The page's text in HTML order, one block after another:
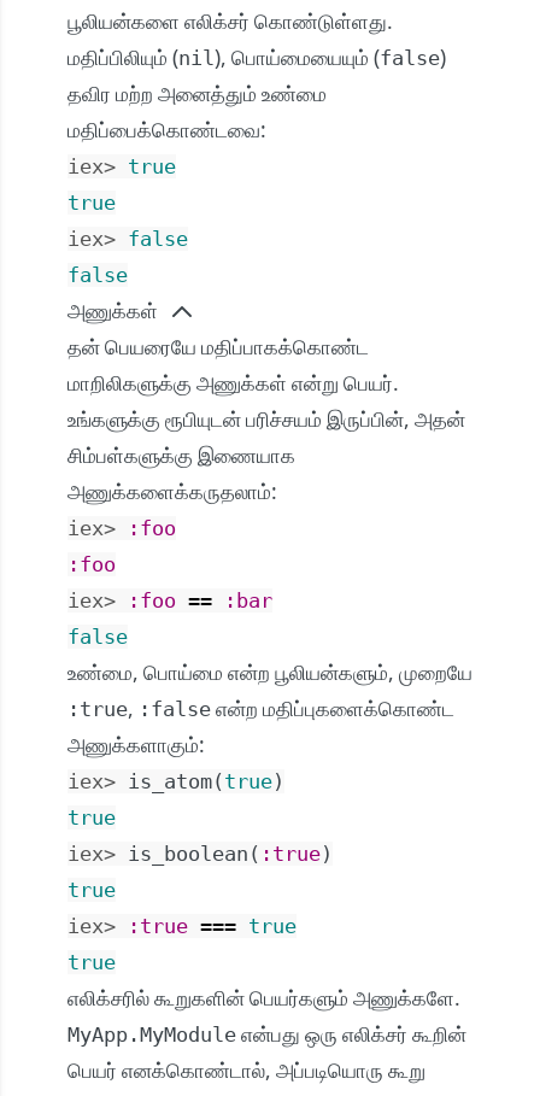
பூலியன்களை எலிக்சர் கொண்டுள்ளது.
மதிப்பிலியும் (nil), பொய்மையையும் (false)
தவிர மற்ற அனைத்தும் உண்மை
மதிப்பைக்கொண்டவை:
iex> true
true
iex> false
false
அணுக்கள்
தன் பெயரையே மதிப்பாகக்கொண்ட
மாறிலிகளுக்கு அணுக்கள் என்று பெயர்.
உங்களுக்கு ரூபியுடன் பரிச்சயம் இருப்பின், அதன்
சிம்பள்களுக்கு இணையாக
அணுக்களைக்கருதலாம்:
iex>
:foo
:foo
iex>
:foo ==
:bar
false
உண்மை, பொய்மை என்ற பூலியன்களும், முறையே
:true, :false என்ற மதிப்புகளைக்கொண்ட
அணுக்களாகும்:
iex> is_atom( true)
true
iex> is_boolean ( :true)
true
iex>
:true === true
true
எலிக்சரில் கூறுகளின் பெயர்களும் அணுக்களே.
MyApp.MyModule என்பது ஒரு எலிக்சர் கூறின்
பெயர் எனக்கொண்டால், அப்படியொரு கூறு